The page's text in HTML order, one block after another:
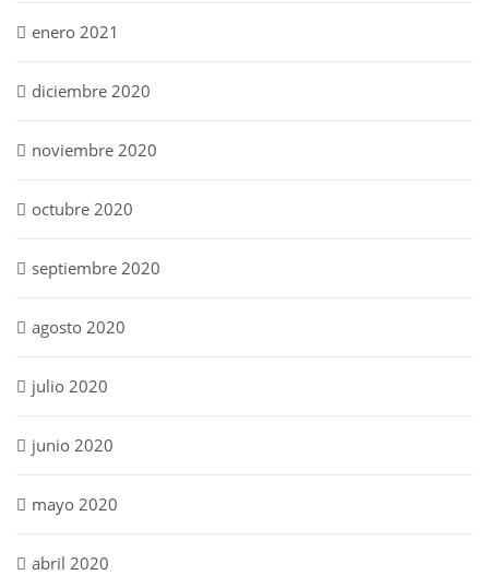
enero 2021
diciembre 2020
noviembre 2020
octubre 2020
septiembre 2020
agosto 2020
julio 2020
junio 2020
mayo 2020
abril 2020